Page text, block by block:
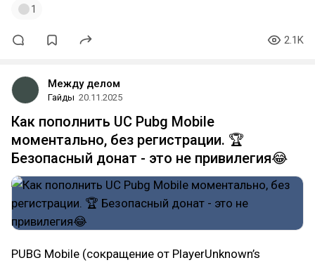
1
2.1K
Между делом
Гайды 20.11.2025
Как пополнить UC Pubg Mobile
моментально, без регистрации. 🏆
Безопасный донат - это не привилегия😂
PUBG Mobile (сокращение от PlayerUnknown’s